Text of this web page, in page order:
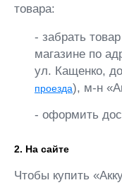
товара:
- забрать
магазине по
ул. Кащенко,
проезда), м-н
- оформить
2. На сайте
Чтобы купить